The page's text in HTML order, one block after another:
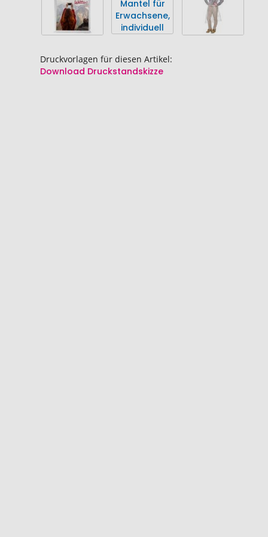
Bildgalerie
springen
Druckvorlagen für diesen Artikel:
Download Druckstandskizze
Bildgalerie
springen